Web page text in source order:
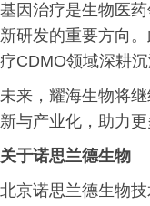
基因治疗是生物医
新研发的重要方向
疗CDMO领域深耕
未来，耀海生物将
新与产业化，助力
关于诺思兰德生物
北京诺思兰德生物